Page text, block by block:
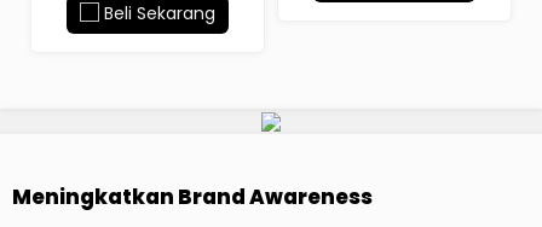
Beli Sekarang
Meningkatkan Brand Awareness